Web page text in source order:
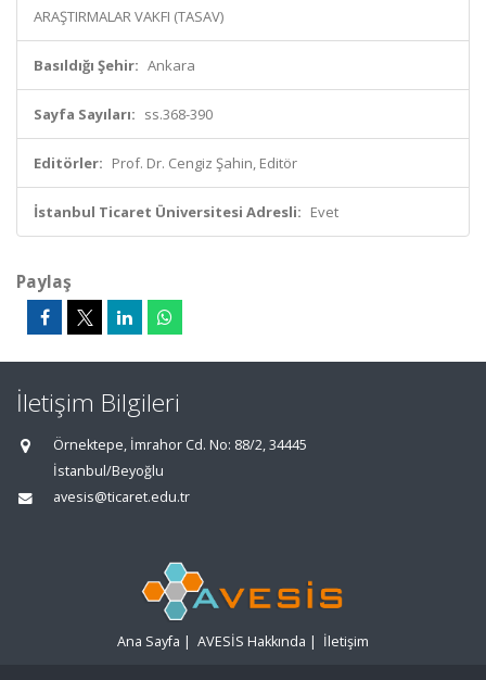
ARAŞTIRMALAR VAKFI (TASAV)
Basıldığı Şehir: Ankara
Sayfa Sayıları: ss.368-390
Editörler: Prof. Dr. Cengiz Şahin, Editör
İstanbul Ticaret Üniversitesi Adresli: Evet
Paylaş
İletişim Bilgileri
Örnektepe, İmrahor Cd. No: 88/2, 34445
İstanbul/Beyoğlu
avesis@ticaret.edu.tr
Ana Sayfa | AVESİS Hakkında | İletişim